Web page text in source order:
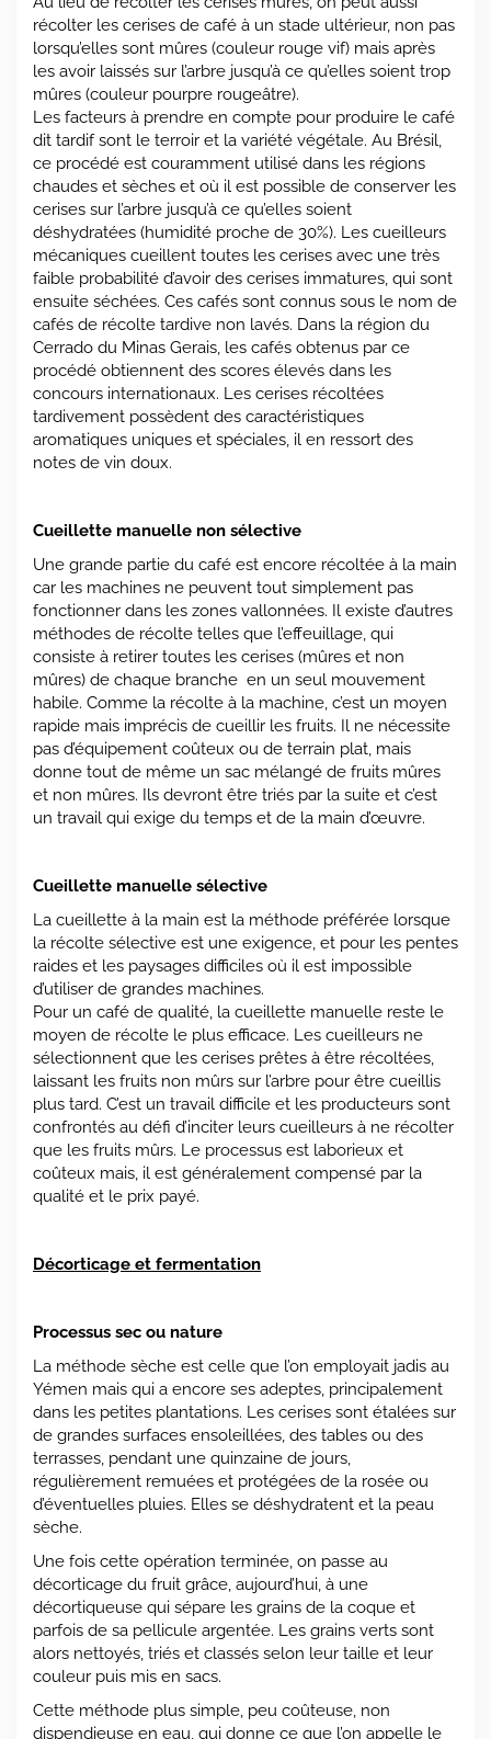
récolter les cerises de café à un stade ultérieur, non pas
lorsqu’elles sont mûres (couleur rouge vif) mais après
les avoir laissés sur l’arbre jusqu’à ce qu’elles soient trop
mûres (couleur pourpre rougeâtre).
Les facteurs à prendre en compte pour produire le café
dit tardif sont le terroir et la variété végétale. Au Brésil,
ce procédé est couramment utilisé dans les régions
chaudes et sèches et où il est possible de conserver les
cerises sur l’arbre jusqu’à ce qu’elles soient
déshydratées (humidité proche de 30%). Les cueilleurs
mécaniques cueillent toutes les cerises avec une très
faible probabilité d’avoir des cerises immatures, qui sont
ensuite séchées. Ces cafés sont connus sous le nom de
cafés de récolte tardive non lavés. Dans la région du
Cerrado du Minas Gerais, les cafés obtenus par ce
procédé obtiennent des scores élevés dans les
concours internationaux. Les cerises récoltées
tardivement possèdent des caractéristiques
aromatiques uniques et spéciales, il en ressort des
notes de vin doux.
Cueillette manuelle non sélective
Une grande partie du café est encore récoltée à la main
car les machines ne peuvent tout simplement pas
fonctionner dans les zones vallonnées. Il existe d’autres
méthodes de récolte telles que l’effeuillage, qui
consiste à retirer toutes les cerises (mûres et non
mûres) de chaque branche en un seul mouvement
habile. Comme la récolte à la machine, c’est un moyen
rapide mais imprécis de cueillir les fruits. Il ne nécessite
pas d’équipement coûteux ou de terrain plat, mais
donne tout de même un sac mélangé de fruits mûres
et non mûres. Ils devront être triés par la suite et c’est
un travail qui exige du temps et de la main d’œuvre.
Cueillette manuelle sélective
La cueillette à la main est la méthode préférée lorsque
la récolte sélective est une exigence, et pour les pentes
raides et les paysages difficiles où il est impossible
d’utiliser de grandes machines.
Pour un café de qualité, la cueillette manuelle reste le
moyen de récolte le plus efficace. Les cueilleurs ne
sélectionnent que les cerises prêtes à être récoltées,
laissant les fruits non mûrs sur l’arbre pour être cueillis
plus tard. C’est un travail difficile et les producteurs sont
confrontés au défi d’inciter leurs cueilleurs à ne récolter
que les fruits mûrs. Le processus est laborieux et
coûteux mais, il est généralement compensé par la
qualité et le prix payé.
Décorticage et fermentation
Processus sec ou nature
La méthode sèche est celle que l’on employait jadis au
Yémen mais qui a encore ses adeptes, principalement
dans les petites plantations. Les cerises sont étalées sur
de grandes surfaces ensoleillées, des tables ou des
terrasses, pendant une quinzaine de jours,
régulièrement remuées et protégées de la rosée ou
d’éventuelles pluies. Elles se déshydratent et la peau
sèche.
Une fois cette opération terminée, on passe au
décorticage du fruit grâce, aujourd’hui, à une
décortiqueuse qui sépare les grains de la coque et
parfois de sa pellicule argentée. Les grains verts sont
alors nettoyés, triés et classés selon leur taille et leur
couleur puis mis en sacs.
Cette méthode plus simple, peu coûteuse, non
dispendieuse en eau, qui donne ce que l’on appelle le